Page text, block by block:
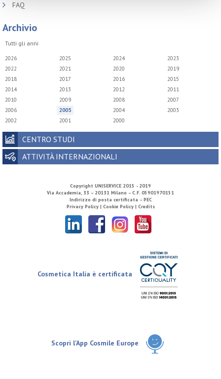
FAQ
Archivio
Tutti gli anni
2026 2025 2024
2023
2022
2021 2020
2019
2018
2017 2016
2015
2014
2013 2012
2011
2010
2009 2008
2007
2006
2005 2004
2003
2002
2001 2000
CENTRO STUDI
ATTIVITÀ INTERNAZIONALI
Copyright UNISERVICE 2015 - 2019
Via Accademia, 33 – 20131 Milano – C.F. 05901970151
Indirizzo di posta certificata – PEC
Privacy Policy | Cookie Policy | Credits
Cosmetica Italia è certificata
Scopri l'App Cosmile Europe